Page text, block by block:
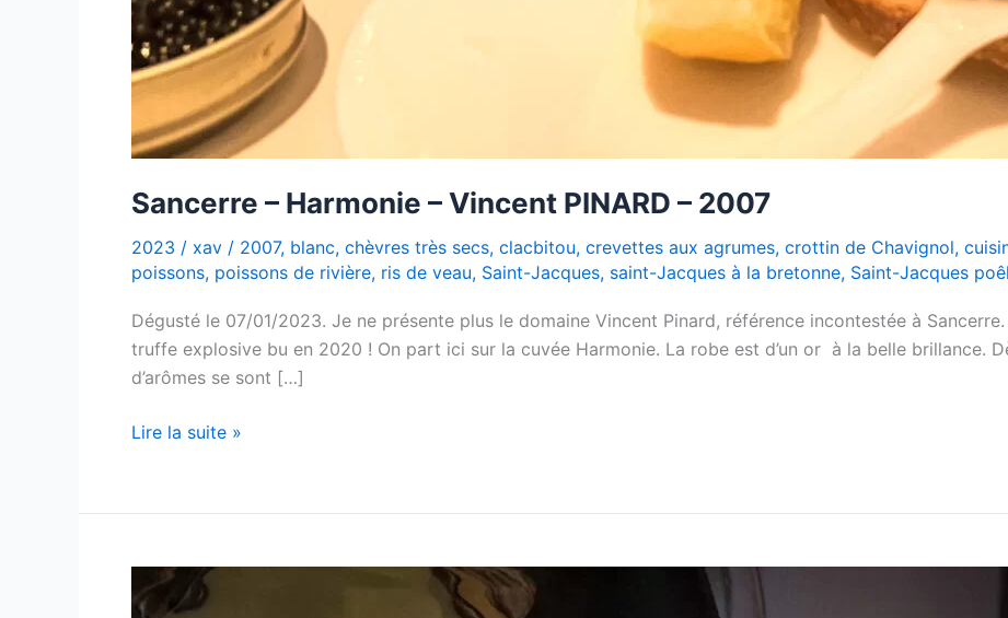
Sancerre – Harmonie – Vincent PINARD – 2007
2023 / xav / 2007, blanc, chèvres très secs, clacbitou, crevettes aux agrumes, crottin de Chavignol,
poissons, poissons de rivière, ris de veau, Saint-Jacques, saint-Jacques à la bretonne, Saint-Jacques
Dégusté le 07/01/2023. Je ne présente plus le domaine Vincent Pinard, référence incontestée à
truffe explosive bu en 2020 ! On part ici sur la cuvée Harmonie. La robe est d’un or à la belle brillance.
d’arômes se sont […]
Sancerre
–
PINARD
–
Lire la suite »